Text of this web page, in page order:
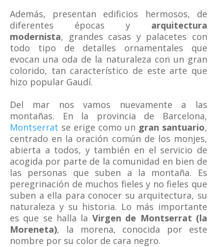
Además, presentan edificios hermosos, de
diferentes épocas y arquitectura
modernista, grandes casas y palacetes con
todo tipo de detalles ornamentales que
evocan una oda de la naturaleza con un gran
colorido, tan característico de este arte que
hizo popular Gaudí.
Del mar nos vamos nuevamente a las
montañas. En la provincia de Barcelona,
Montserrat se erige como un gran santuario,
centrado en la oración común de los monjes,
abierta a todos, y también en el servicio de
acogida por parte de la comunidad en bien de
las personas que suben a la montaña. Es
peregrinación de muchos fieles y no fieles que
suben a ella para conocer su arquitectura, su
naturaleza y su historia. Lo más importante
es que se halla la Virgen de Montserrat (la
Moreneta), la morena, conocida por este
nombre por su color de cara negro.